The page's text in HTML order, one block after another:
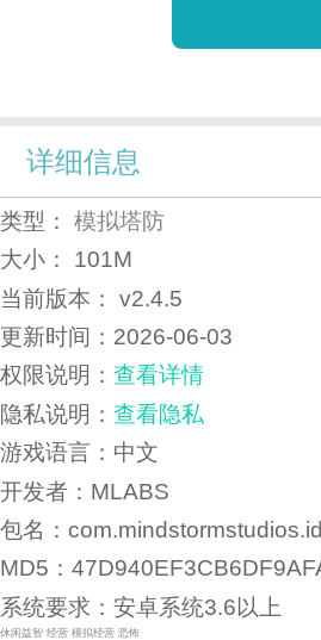
详细信息
类型： 模拟塔防
大小：
101M
当前版本： v2.4.5
更新时间： 2026-06-03
权限说明： 查看详情
隐私说明： 查看隐私
游戏语言：中文
开发者：MLABS
包名：
MD5：
系统要求：安卓系统3.6以上
休闲益智 经营 模拟经营 恐怖